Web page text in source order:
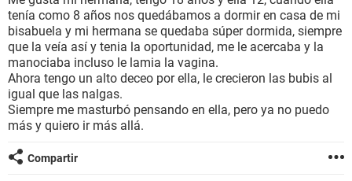
SEXUALIDAD
GLOSARIO
tenía como 8 años nos quedábamos a dormir en casa de mi
bisabuela y mi hermana se quedaba súper dormida, siempre
que la veía así y tenia la oportunidad, me le acercaba y la
manociaba incluso le lamia la vagina.
Ahora tengo un alto deceo por ella, le crecieron las bubis al
igual que las nalgas.
Siempre me masturbó pensando en ella, pero ya no puedo
más y quiero ir más allá.
Compartir